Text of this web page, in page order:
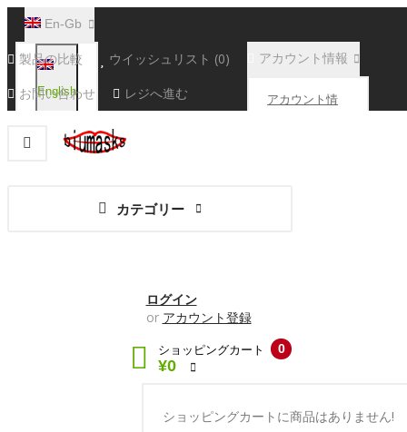
En-Gb
English
製品の比較 ウイッシュリスト (0) アカウント情報
アカウント情
お問い合わせ レジへ進む
カテゴリー
ログイン
or アカウント登録
0
ショッピングカート
¥0
ショッピングカートに商品はありません!